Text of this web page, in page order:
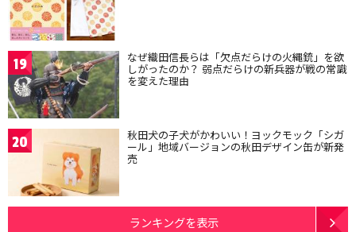
19 なぜ織田信長らは「欠点だらけの火縄銃」を欲
しがったのか？ 弱点だらけの新兵器が戦の常識
を変えた理由
20 秋田犬の子犬がかわいい！ヨックモック「シガ
ール」地域バージョンの秋田デザイン缶が新発
売
ランキングを表示